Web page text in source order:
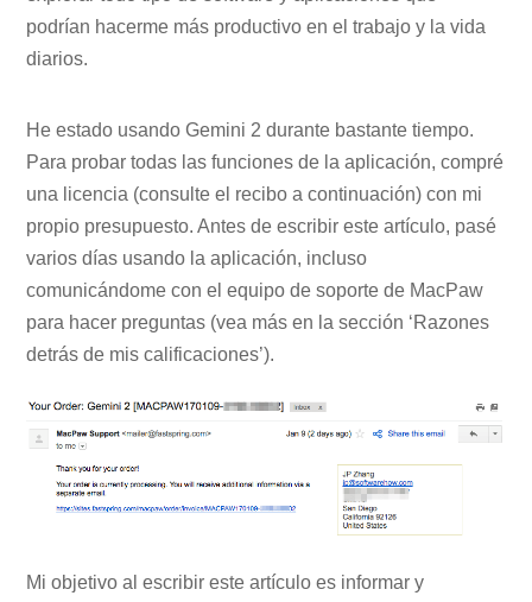
podrían hacerme más productivo en el trabajo y la vida
diarios.
He estado usando Gemini 2 durante bastante tiempo.
Para probar todas las funciones de la aplicación, compré
una licencia (consulte el recibo a continuación) con mi
propio presupuesto. Antes de escribir este artículo, pasé
varios días usando la aplicación, incluso
comunicándome con el equipo de soporte de MacPaw
para hacer preguntas (vea más en la sección ‘Razones
detrás de mis calificaciones’).
Mi objetivo al escribir este artículo es informar y